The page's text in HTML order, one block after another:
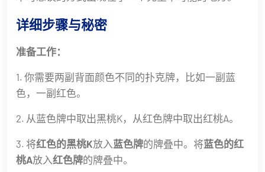
详细步骤与秘密
准备工作：
1. 你需要两副背面颜色不同的扑克牌，比如一副蓝
色，一副红色。
2. 从蓝色牌中取出黑桃K，从红色牌中取出红桃A。
3. 将红色的黑桃K放入蓝色牌的牌叠中。将蓝色的红
桃A放入红色牌的牌叠中。